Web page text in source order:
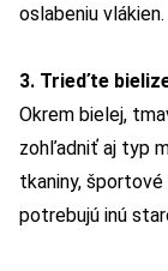
oslabeniu vlákien.
3. Trieďte
Okrem bielej,
zohľadniť aj typ
tkaniny,
potrebujú inú